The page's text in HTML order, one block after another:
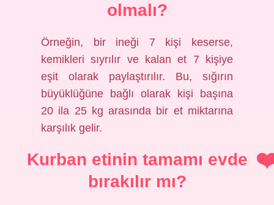
olmalı?
Örneğin, bir ineği 7 kişi keserse,
kemikleri sıyrılır ve kalan et 7 kişiye
eşit olarak paylaştırılır. Bu, sığırın
büyüklüğüne bağlı olarak kişi başına
20 ila 25 kg arasında bir et miktarına
karşılık gelir.
Kurban etinin tamamı evde
bırakılır mı?